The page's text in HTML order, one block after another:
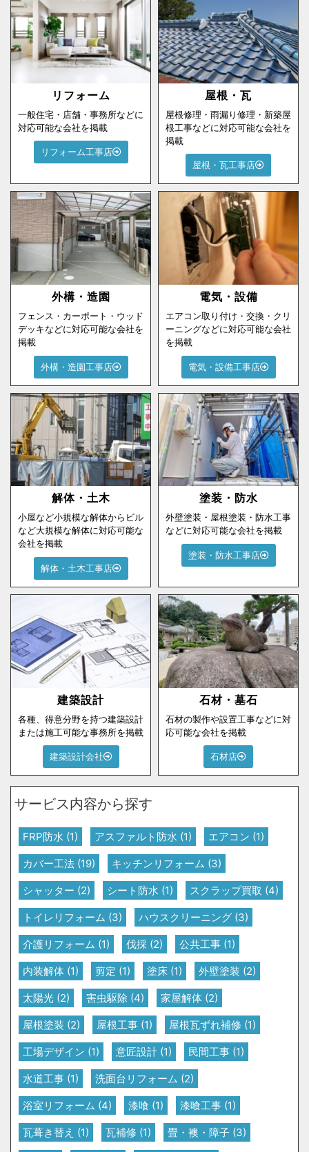
リフォーム
一般住宅・店舗・事務所などに
対応可能な会社を掲載
リフォーム工事店
屋根・瓦
屋根修理・雨漏り修理・新築屋
根工事などに対応可能な会社を
掲載
屋根・瓦工事店
外構・造園
フェンス・カーポート・ウッド
デッキなどに対応可能な会社を
掲載
外構・造園工事店
電気・設備
エアコン取り付け・交換・クリ
ーニングなどに対応可能な会社
を掲載
電気・設備工事店
解体・土木
小屋など小規模な解体からビル
など大規模な解体に対応可能な
会社を掲載
解体・土木工事店
塗装・防水
外壁塗装・屋根塗装・防水工事
などに対応可能な会社を掲載
塗装・防水工事店
建築設計
各種、得意分野を持つ建築設計
または施工可能な事務所を掲載
建築設計会社
石材・墓石
石材の製作や設置工事などに対
応可能な会社を掲載
石材店
サービス内容から探す
FRP防水 (1) アスファルト防水 (1) エアコン (1)
カバー工法 (19) キッチンリフォーム (3)
シャッター (2) シート防水 (1) スクラップ買取 (4)
トイレリフォーム (3) ハウスクリーニング (3)
介護リフォーム (1) 伐採 (2) 公共工事 (1)
内装解体 (1) 剪定 (1) 塗床 (1) 外壁塗装 (2)
太陽光 (2) 害虫駆除 (4) 家屋解体 (2)
屋根塗装 (2) 屋根工事 (1) 屋根瓦ずれ補修 (1)
工場デザイン (1) 意匠設計 (1) 民間工事 (1)
水道工事 (1) 洗面台リフォーム (2)
浴室リフォーム (4) 漆喰 (1) 漆喰工事 (1)
瓦葺き替え (1) 瓦補修 (1) 畳・襖・障子 (3)